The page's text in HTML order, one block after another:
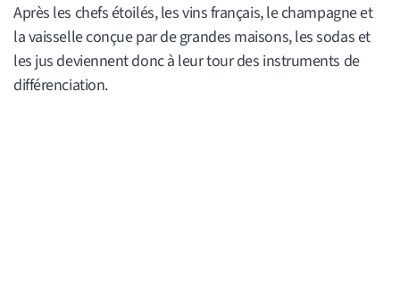
Après les chefs étoilés, les vins français, le champagne et
la vaisselle conçue par de grandes maisons, les sodas et
les jus deviennent donc à leur tour des instruments de
différenciation.